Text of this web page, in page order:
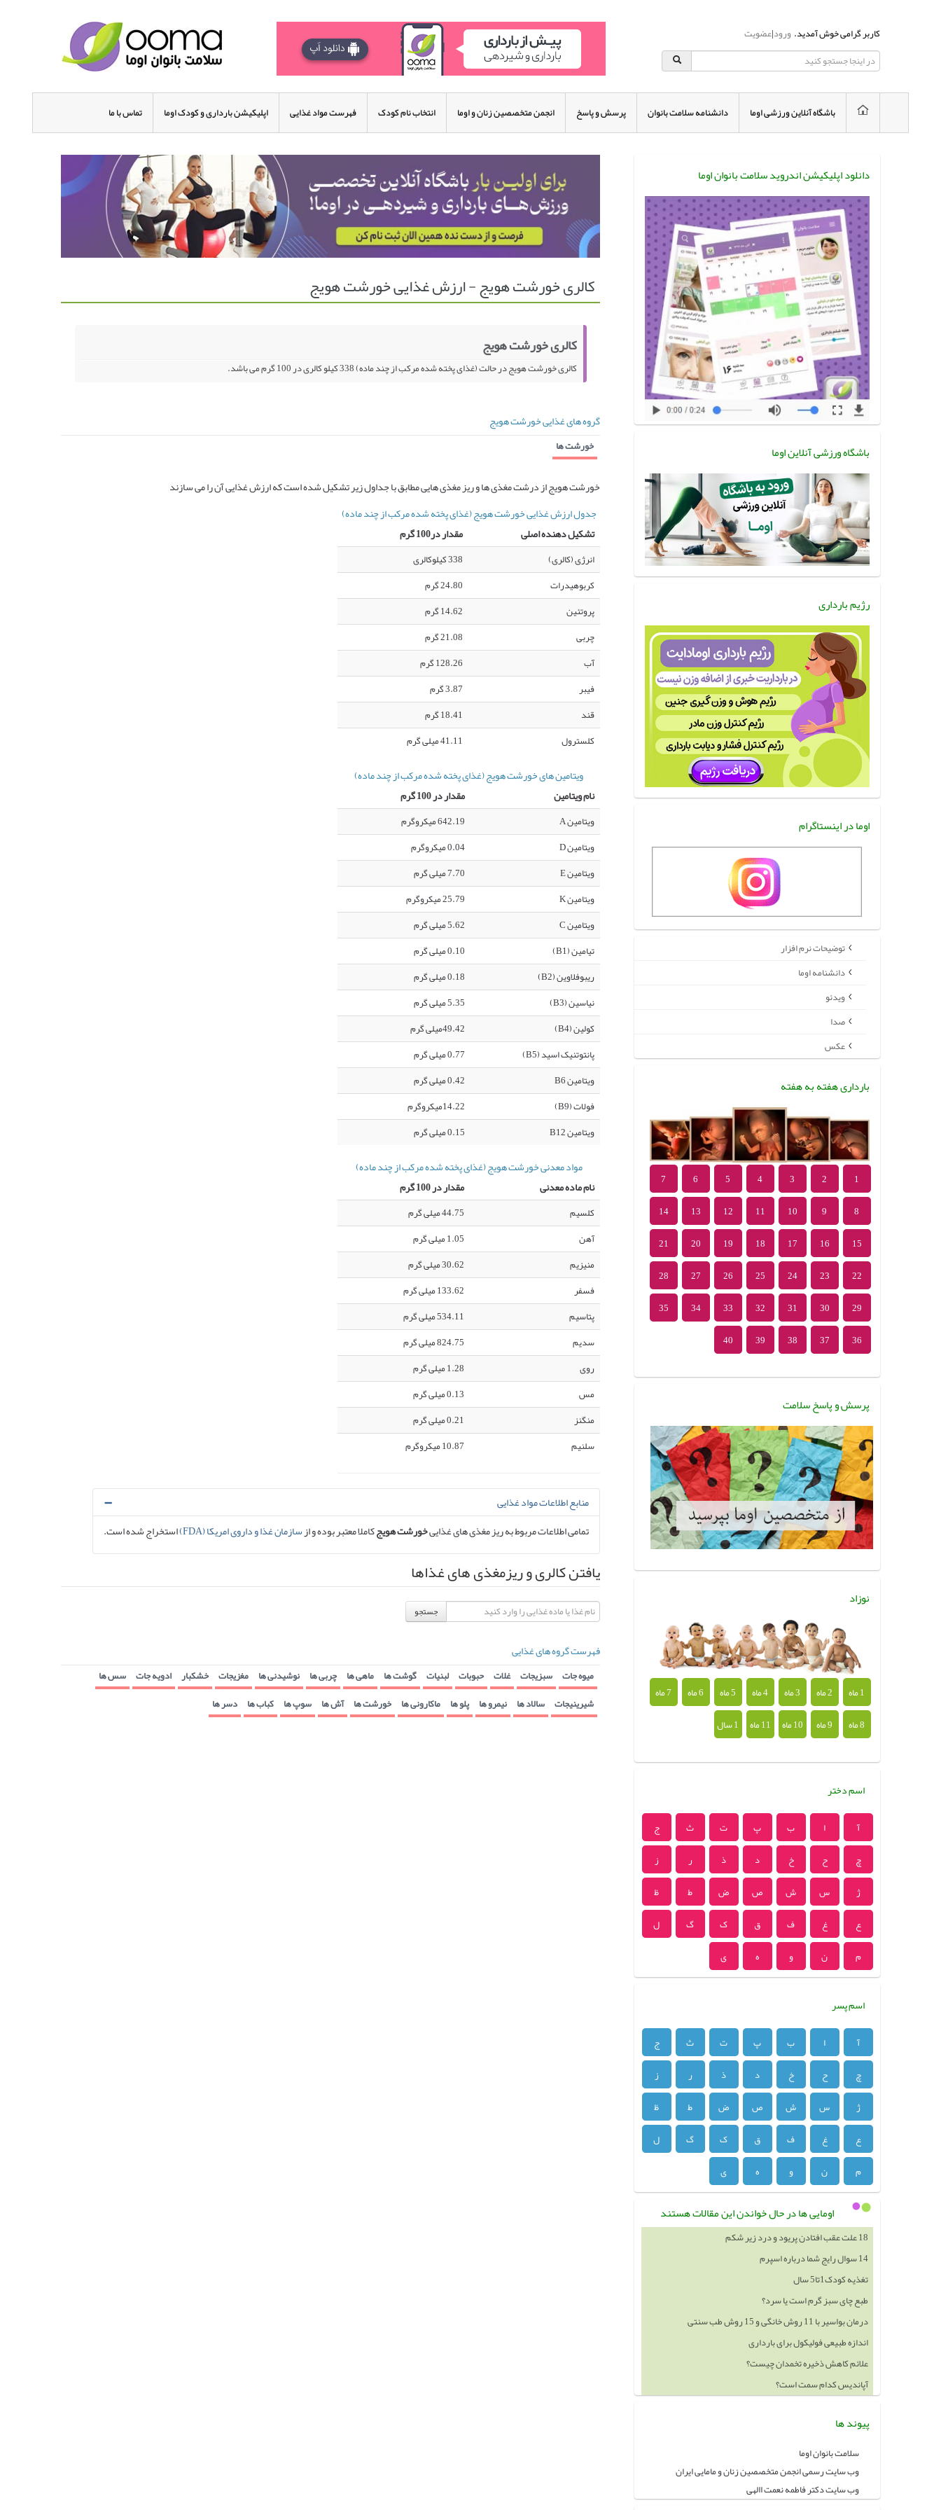
کاربر گرامی خوش آمدید.ورود|عضویت
باشگاه آنلاین ورزشی اوما دانشنامه سلامت بانوان پرسش و پاسخ انجمن متخصصین زنان و اوما انتخاب نام کودک فهرست مواد غذایی اپلیکیشن بارداری و کودک اوما تماس با ما
کالری خورشت هویج - ارزش غذایی خورشت هویج
کالری خورشت هویج
کالری خورشت هویج در حالت (غذای پخته شده مرکب از چند ماده) 338 کیلو کالری در 100 گرم می باشد.
گروه های غذایی خورشت هویج
خورشت ها
خورشت هویج از درشت مغذی ها و ریز مغذی هایی مطابق با جداول زیر تشکیل شده است که ارزش غذایی آن را می سازند
جدول ارزش غذایی خورشت هویج (غذای پخته شده مرکب از چند ماده)
تشکیل دهنده اصلی
مقدار در100 گرم
انرژی (کالری)
338 کیلوکالری
کربوهیدرات
24.80 گرم
پروتئین
14.62 گرم
چربی
21.08 گرم
آب
128.26 گرم
فیبر
3.87 گرم
قند
18.41 گرم
کلسترول
41.11 میلی گرم
ویتامین های خورشت هویج (غذای پخته شده مرکب از چند ماده)
نام ویتامین
مقدار در 100 گرم
ویتامین A
642.19 میکروگرم
ویتامین D
0.04 میکروگرم
ویتامین E
7.70 میلی گرم
ویتامین K
25.79 میکروگرم
ویتامین C
5.62 میلی گرم
تیامین (B1)
0.10 میلی گرم
ریبوفلاوین (B2)
0.18 میلی گرم
نیاسین (B3)
5.35 میلی گرم
کولین (B4)
49.42میلی گرم
پانتوتنیک اسید (B5)
0.77 میلی گرم
ویتامین B6
0.42 میلی گرم
فولات (B9)
14.22میکروگرم
ویتامین B12
0.15 میلی گرم
مواد معدنی خورشت هویج (غذای پخته شده مرکب از چند ماده)
نام ماده معدنی
مقدار در 100 گرم
کلسیم
44.75 میلی گرم
آهن
1.05 میلی گرم
منیزیم
30.62 میلی گرم
فسفر
133.62 میلی گرم
پتاسیم
534.11 میلی گرم
سدیم
824.75 میلی گرم
روی
1.28 میلی گرم
مس
0.13 میلی گرم
منگنز
0.21 میلی گرم
سلنیم
10.87 میکروگرم
منابع اطلاعات مواد غذایی
تمامی اطلاعات مربوط به ریز مغذی های غذاییخورشت هویجکاملا معتبر بوده و ازسازمان غذا و داروی امریکا (FDA) استخراج شده است.
یافتن کالری و ریزمغذی های غذاها
جستجو
فهرست گروه های غذایی
میوه جات سبزیجات غلات حبوبات لبنیات گوشت ها ماهی ها چربی ها نوشیدنی ها مغزیجات خشکبار ادویه جات سس ها
شیرینیجات سالاد ها نیمرو ها پلو ها ماکارونی ها خورشت ها آش ها سوپ ها کباب ها دسر ها
دانلود اپلیکیشن اندروید سلامت بانوان اوما
باشگاه ورزشی آنلاین اوما
رژیم بارداری
اوما در اینستاگرام
توضیحات نرم افزار
دانشنامه اوما
ویدئو
صدا
عکس
بارداری هفته به هفته
1
2
3
4
5
6
7
8
9
10
11
12
13
14
15
16
17
18
19
20
21
22
23
24
25
26
27
28
29
30
31
32
33
34
35
36
37
38
39
40
پرسش و پاسخ سلامت
نوزاد
1 ماه 2 ماه 3 ماه 4 ماه 5 ماه 6 ماه
7 ماه
8 ماه
9 ماه 10 ماه 11 ماه 1 سال
اسم دختر
آ ا ب پ ت ث
ج
چ
ح خ د ذ ر
ز
ژ
س ش ص ض ط
ظ
ع
غ ف ق ک گ
ل
م
ن و ه ی
اسم پسر
آ ا ب پ ت ث
ج
چ
ح خ د ذ ر
ز
ژ
س ش ص ض ط
ظ
ع
غ ف ق ک گ
ل
م
ن و ه ی
اومایی ها در حال خواندن این مقالات هستند
18 علت عقب افتادن پریود و درد زیر شکم
14 سوال رایج شما درباره اسپرم
تغذیه کودک1تا5 سال
طبع چای سبز گرم است یا سرد؟
درمان بواسیر با 11 روش خانگی و 15 روش طب سنتی
اندازه طبیعی فولیکول برای بارداری
علائم کاهش ذخیره تخمدان چیست؟
آپاندیس کدام سمت است؟
پیوند ها
سلامت بانوان اوما
وب سایت رسمی انجمن متخصصین زنان و مامایی ایران
وب سایت دکتر فاطمه نعمت االهی